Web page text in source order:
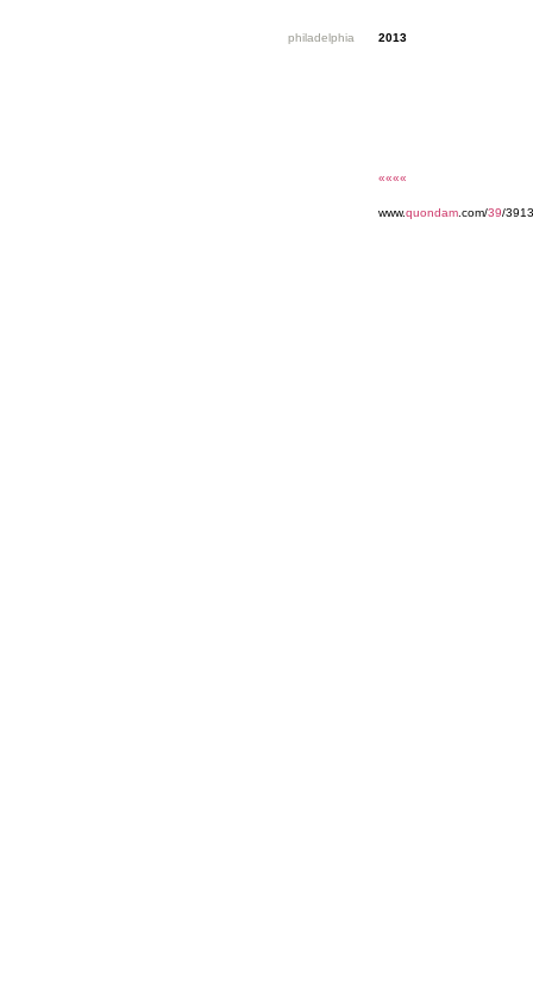
philadelphia 2013
««««
www.quondam .com/39/